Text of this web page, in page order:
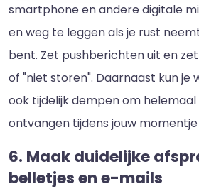
smartphone en andere digitale
en weg te leggen als je rust
bent. Zet pushberichten uit en
of "niet storen". Daarnaast kun
ook tijdelijk dempen om
ontvangen tijdens jouw
6. Maak duidelijke
belletjes en e-mails